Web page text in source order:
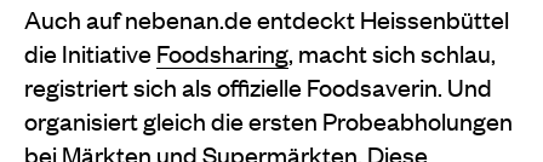
Auch auf nebenan.de entdeckt Heissenbüttel
die InitiativeFoodsharing, macht sich schlau,
registriert sich als offizielle Foodsaverin. Und
organisiert gleich die ersten Probeabholungen
bei Märkten und Supermärkten. Diese